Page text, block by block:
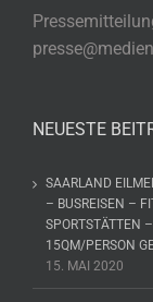
NEUESTE
SAARLAND
– BUSREISEN –
SPORTSTÄTTEN
15QM/PERSON
15. MAI 2020